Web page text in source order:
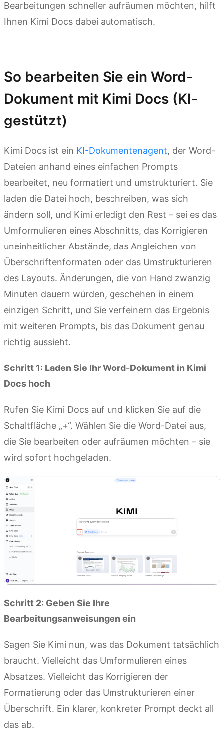
Bearbeitungen schneller aufräumen möchten, hilft
Ihnen Kimi Docs dabei automatisch.
So bearbeiten Sie ein Word-
Dokument mit Kimi Docs (KI-
gestützt)
Kimi Docs ist ein KI-Dokumentenagent, der Word-
Dateien anhand eines einfachen Prompts
bearbeitet, neu formatiert und umstrukturiert. Sie
laden die Datei hoch, beschreiben, was sich
ändern soll, und Kimi erledigt den Rest – sei es das
Umformulieren eines Abschnitts, das Korrigieren
uneinheitlicher Abstände, das Angleichen von
Überschriftenformaten oder das Umstrukturieren
des Layouts. Änderungen, die von Hand zwanzig
Minuten dauern würden, geschehen in einem
einzigen Schritt, und Sie verfeinern das Ergebnis
mit weiteren Prompts, bis das Dokument genau
richtig aussieht.
Schritt 1: Laden Sie Ihr Word-Dokument in Kimi
Docs hoch
Rufen Sie Kimi Docs auf und klicken Sie auf die
Schaltfläche „+“. Wählen Sie die Word-Datei aus,
die Sie bearbeiten oder aufräumen möchten – sie
wird sofort hochgeladen.
Schritt 2: Geben Sie Ihre
Bearbeitungsanweisungen ein
Sagen Sie Kimi nun, was das Dokument tatsächlich
braucht. Vielleicht das Umformulieren eines
Absatzes. Vielleicht das Korrigieren der
Formatierung oder das Umstrukturieren einer
Überschrift. Ein klarer, konkreter Prompt deckt all
das ab.